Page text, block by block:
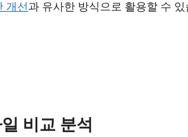
개선 과 유사한 방식으로 활용할 수 있
비교 분석